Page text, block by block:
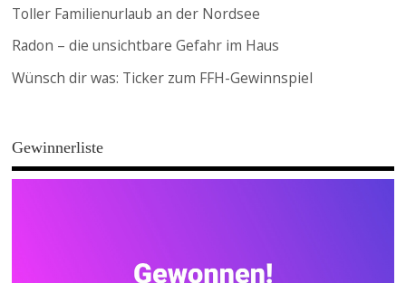
Toller Familienurlaub an der Nordsee
Radon – die unsichtbare Gefahr im Haus
Wünsch dir was: Ticker zum FFH-Gewinnspiel
Gewinnerliste